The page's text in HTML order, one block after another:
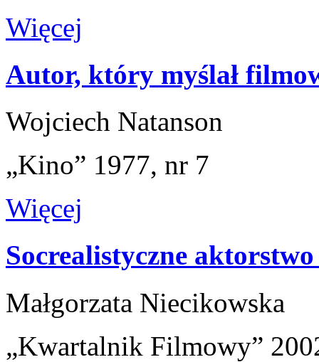
Więcej
Autor, który myślał
Wojciech Natanson
„Kino” 1977, nr 7
Więcej
Socrealistyczne
Małgorzata Niecikowska
„Kwartalnik Filmowy”